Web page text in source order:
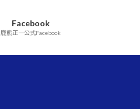
Facebook
鹿熊正一公式Facebook